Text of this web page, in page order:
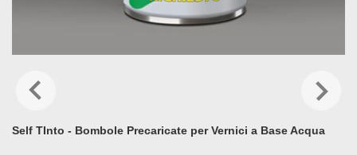
Self TInto - Bombole Precaricate per Vernici a Base Acqua